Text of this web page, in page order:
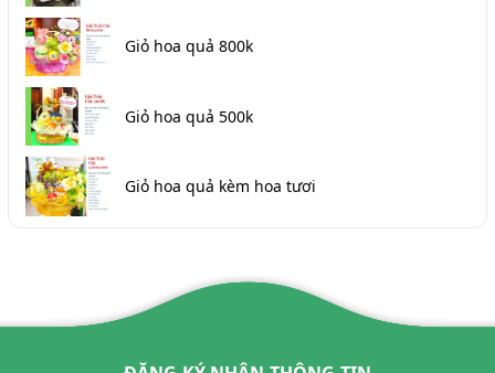
Giỏ hoa quả 800k
Giỏ hoa quả 500k
Giỏ hoa quả kèm hoa tươi